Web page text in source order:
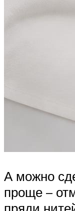
А можно
проще –